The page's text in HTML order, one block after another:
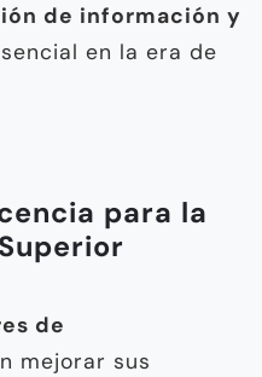
de información y
en la era de
para la
de
mejorar sus